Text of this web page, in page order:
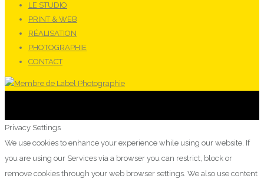
LE STUDIO
PRINT & WEB
RÉALISATION
PHOTOGRAPHIE
CONTACT
Privacy Settings
We use cookies to enhance your experience while using our website. If
you are using our Services via a browser you can restrict, block or
remove cookies through your web browser settings. We also use content